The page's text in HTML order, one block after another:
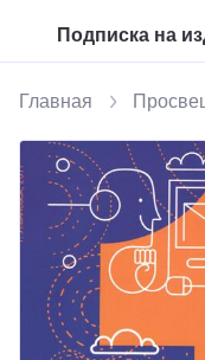
Подписка на
Главная